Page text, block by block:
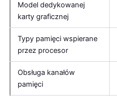
Model dedykowanej
karty graficznej
Typy pamięci wspierane
przez procesor
Obsługa kanałów
pamięci